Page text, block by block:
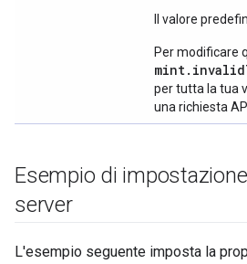
Il valore
Per modificare
per tutta la tua
una richiesta
Esempio di
server
L'esempio seguente imposta la